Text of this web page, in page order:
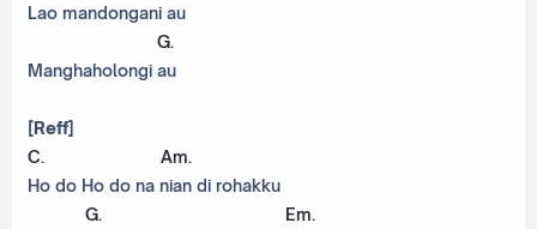
Lao mandongani au
G.
Manghaholongi au
[Reff]
C. Am.
Ho do Ho do na nian di rohakku
G. Em.